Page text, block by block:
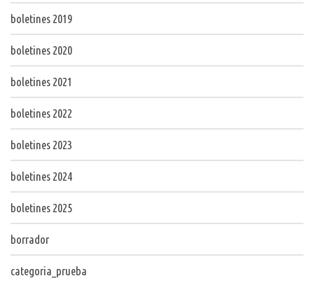
boletines 2019
boletines 2020
boletines 2021
boletines 2022
boletines 2023
boletines 2024
boletines 2025
borrador
categoria_prueba